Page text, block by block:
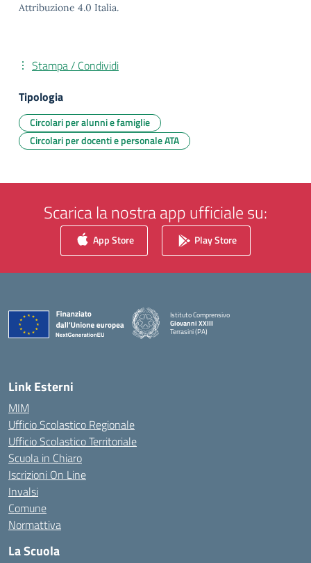
Attribuzione 4.0 Italia.
Stampa / Condividi
Tipologia
Circolari per alunni e famiglie
Circolari per docenti e personale ATA
Scarica la nostra app ufficiale su:
App Store Play Store
Istituto Comprensivo
Giovanni XXIII
Terrasini (PA)
Link Esterni
MIM
Ufficio Scolastico Regionale
Ufficio Scolastico Territoriale
Scuola in Chiaro
Iscrizioni On Line
Invalsi
Comune
Normattiva
La Scuola